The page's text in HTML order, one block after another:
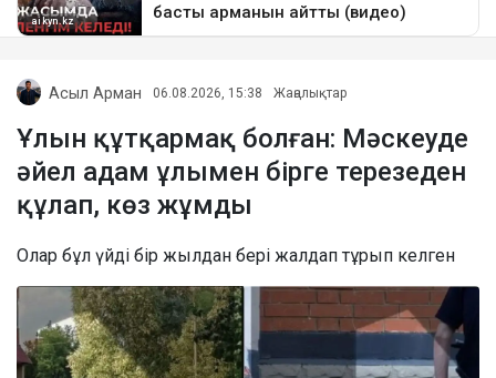
Асыл Арман 06.08.2026, 15:38 Жаңалықтар
Ұлын құтқармақ болған: Мәскеуде
әйел адам ұлымен бірге терезеден
құлап, көз жұмды
Олар бұл үйді бір жылдан бері жалдап тұрып келген